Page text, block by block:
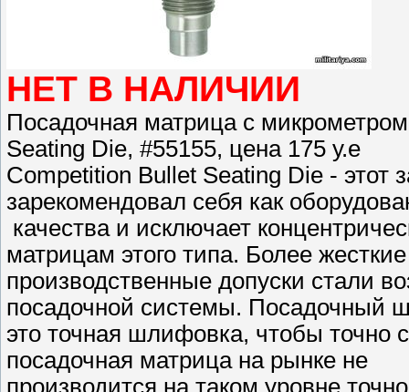
НЕТ В НАЛИЧИИ
Посадочная матрица с
Seating Die, #55155, цена 175 у.е
Competition Bullet Seating Die - этот
зарекомендовал себя как
качества и исключает
матрицам этого типа. Более
производственные допуски стали
посадочной системы. Посадочный
это точная шлифовка, чтобы точно
посадочная матрица на рынке не
производится на таком уровне